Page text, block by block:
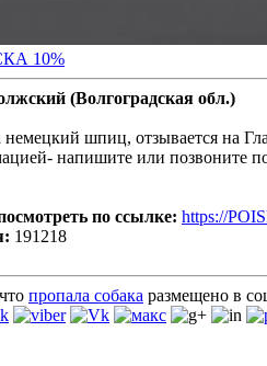
10%
(Волгоградская обл.)
немецкий шпиц, отзывается на
напишите или позвоните
по ссылке: https://
191218
пропала собака размещено в